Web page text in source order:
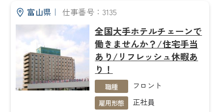
富山県｜ 仕事番号：3135
全国大手ホテルチェーンで
働きませんか？/住宅手当
あり/リフレッシュ休暇あ
り！
職種 フロント
雇用形態 正社員